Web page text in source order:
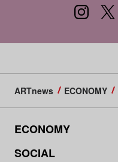
ARTnews ECONOMY
ECONOMY
SOCIAL